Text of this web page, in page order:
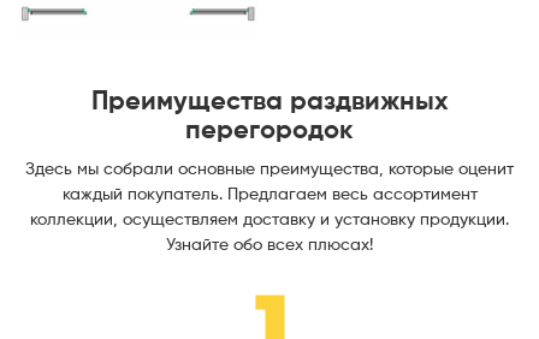
Преимущества раздвижных
перегородок
Здесь мы собрали основные преимущества, которые оценит
каждый покупатель. Предлагаем весь ассортимент
коллекции, осуществляем доставку и установку продукции.
Узнайте обо всех плюсах!